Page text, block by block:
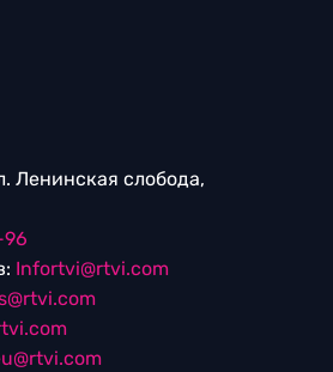
Ленинская слобода,
96
Infortvi@rtvi.com